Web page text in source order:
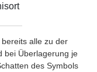
alle zu der
bei Überlagerung je
des Symbols